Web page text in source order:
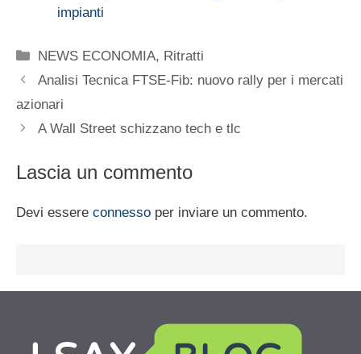
impianti
Categorie
NEWS ECONOMIA, Ritratti
Analisi Tecnica FTSE-Fib: nuovo rally per i mercati
azionari
A Wall Street schizzano tech e tlc
Lascia un commento
Devi essere connesso per inviare un commento.